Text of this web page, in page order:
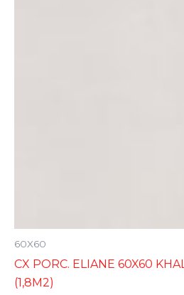
60X60
CX PORC. ELIANE 60X60
(1,8M2)